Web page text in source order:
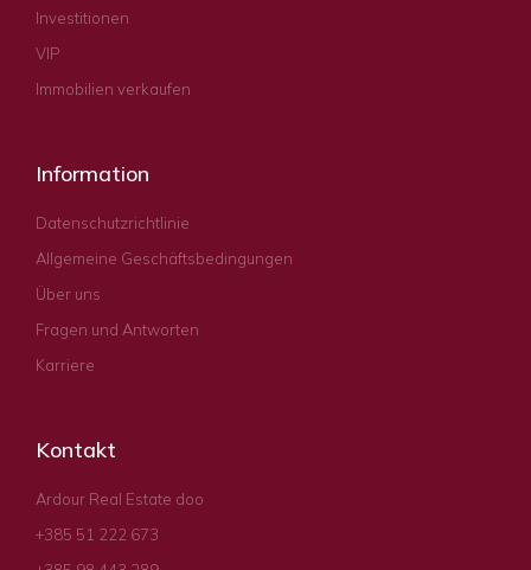
Investitionen
VIP
Immobilien verkaufen
Information
Datenschutzrichtlinie
Allgemeine Geschäftsbedingungen
Über uns
Fragen und Antworten
Karriere
Kontakt
Ardour Real Estate doo
+385 51 222 673